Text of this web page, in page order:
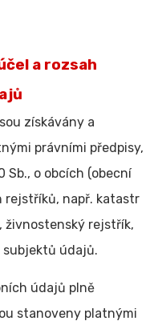
a rozsah
získávány a
právními předpisy,
Sb., o obcích (obecní
rejstříků, např. katastr
živnostenský rejstřík,
subjektů údajů.
údajů plně
stanoveny platnými